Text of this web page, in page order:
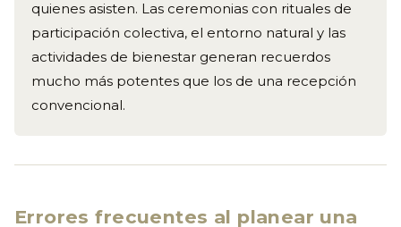
quienes asisten. Las ceremonias con rituales de
participación colectiva, el entorno natural y las
actividades de bienestar generan recuerdos
mucho más potentes que los de una recepción
convencional.
Errores frecuentes al planear una